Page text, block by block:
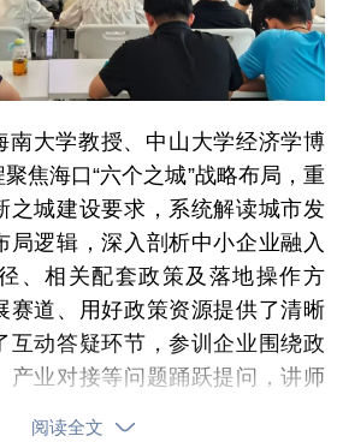
南大学教授、中山大学经济学博
焦海口“六个之城”战略布局，重
之城建设要求，系统解读城市发
局逻辑，深入剖析中小企业融入
、相关配套政策及落地操作方
赛道、用好政策资源提供了清晰
互动答疑环节，参训企业围绕政
产业对接等问题踊跃提问，讲师
阅读全文